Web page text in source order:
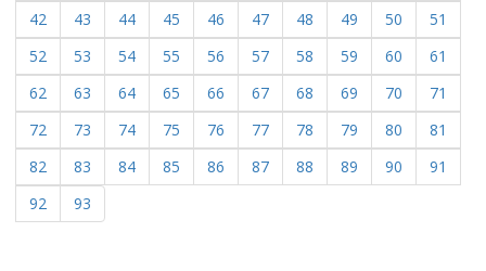
42
43 44 45 46 47 48 49 50
51
52
53 54 55 56 57 58 59 60
61
62
63 64 65 66 67 68 69 70
71
72
73 74 75 76 77 78 79 80
81
82
83 84 85 86 87 88 89 90
91
92
93